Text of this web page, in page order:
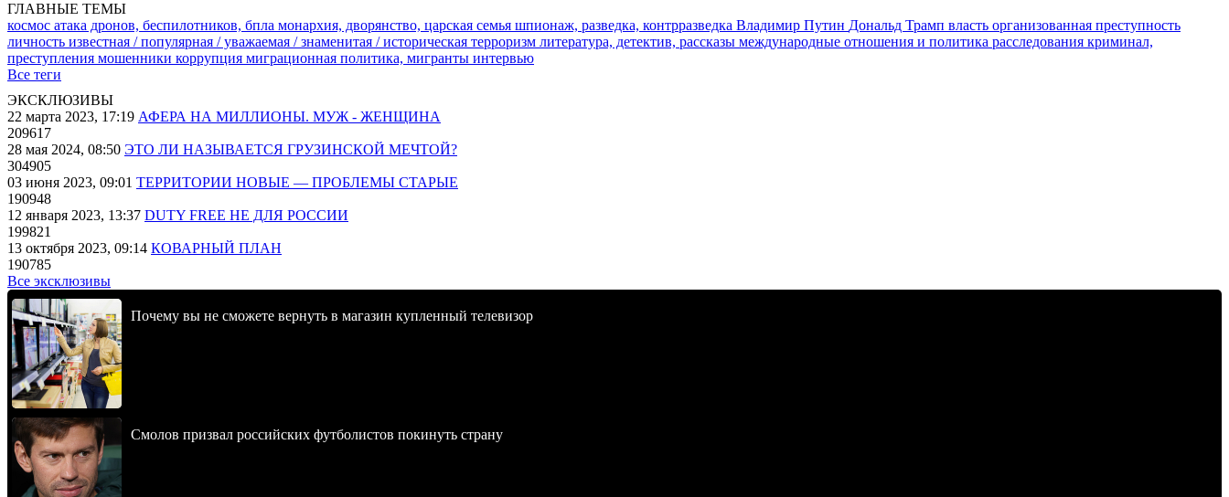
ГЛАВНЫЕ ТЕМЫ
космос атака дронов, беспилотников, бпла монархия, дворянство, царская семья шпионаж, разведка, контрразведка Владимир Путин Дональд Трамп власть организованная преступность
личность известная / популярная / уважаемая / знаменитая / историческая терроризм литература, детектив, рассказы международные отношения и политика расследования криминал,
преступления мошенники коррупция миграционная политика, мигранты интервью
Все теги
ЭКСКЛЮЗИВЫ
22 марта 2023, 17:19 АФЕРА НА МИЛЛИОНЫ. МУЖ - ЖЕНЩИНА
209617
28 мая 2024, 08:50 ЭТО ЛИ НАЗЫВАЕТСЯ ГРУЗИНСКОЙ МЕЧТОЙ?
304905
03 июня 2023, 09:01 ТЕРРИТОРИИ НОВЫЕ — ПРОБЛЕМЫ СТАРЫЕ
190948
12 января 2023, 13:37 DUTY FREE НЕ ДЛЯ РОССИИ
199821
13 октября 2023, 09:14 КОВАРНЫЙ ПЛАН
190785
Все эксклюзивы
Почему вы не сможете вернуть в магазин купленный телевизор
Смолов призвал российских футболистов покинуть страну